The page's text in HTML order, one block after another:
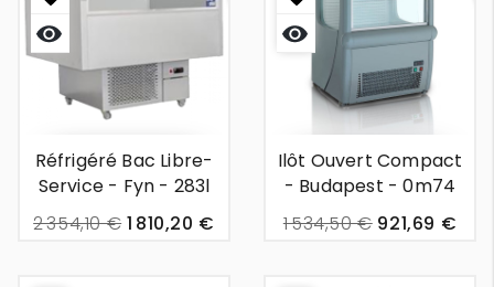
Réfrigéré Bac Libre-
Service - Fyn - 283l
2 354,10 € 1 810,20 €
Ilôt Ouvert Compact
- Budapest - 0m74
1 534,50 € 921,69 €